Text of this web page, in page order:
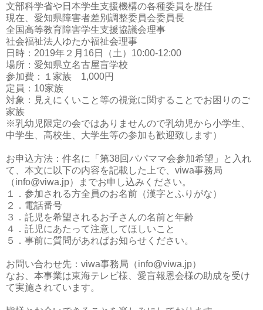
文部科学省や日本学生支援機構の各種委員を歴任
現在、愛知県障害者差別調整委員会委員長
全国高等教育障害学生支援協議会理事
社会福祉法人ゆたか福祉会理事
日時：2019年２月16日（土）10:00-12:00
場所：愛知県立名古屋盲学校
参加費：１家族 1,000円
定員：10家族
対象：見えにくいこと等の視覚に関することでお困りのご
家族
※乳幼児限定の会ではありませんので乳幼児から小学生、
中学生、高校生、大学生等の参加も歓迎致します）
お申込方法：件名に「第38回パパママ会参加希望」と入れ
て、本文に以下の内容を記載した上で、viwa事務局
（info@viwa.jp）までお申し込みください。
１．参加される方全員のお名前（漢字とふりがな）
２．電話番号
３．託児を希望されるお子さんの名前と年齢
４．託児にあたって注意してほしいこと
５．事前に質問があればお知らせください。
お問い合わせ先：viwa事務局（info@viwa.jp）
なお、本事業は東海テレビ様、愛盲報恩会様の助成を受け
て実施されています。